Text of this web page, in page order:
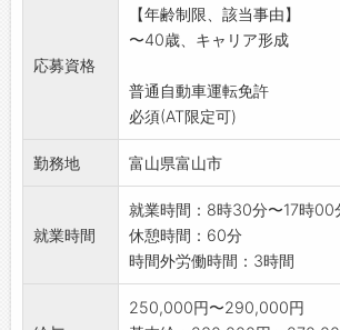
応募資格
【年齢制限、該当事由】
〜40歳、キャリア形成
普通自動車運転免許
必須(AT限定可)
勤務地 富山県富山市
就業時間
就業時間：8時30分〜17時00
休憩時間：60分
時間外労働時間：3時間
250,000円〜290,000円